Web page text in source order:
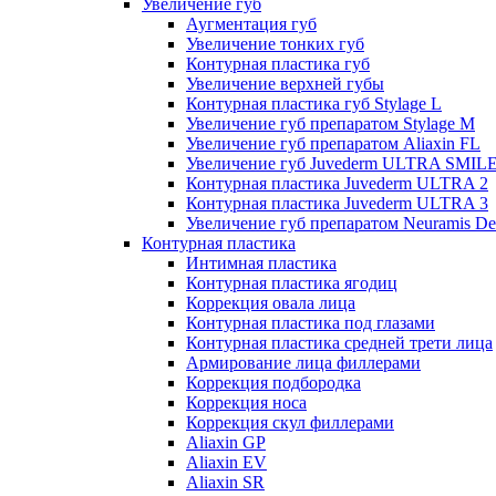
Увеличение губ
Аугментация губ
Увеличение тонких губ
Контурная пластика губ
Увеличение верхней губы
Контурная пластика губ Stylage L
Увеличение губ препаратом Stylage M
Увеличение губ препаратом Aliaxin FL
Увеличение губ Juvederm ULTRA
Контурная пластика Juvederm ULTRA 2
Контурная пластика Juvederm ULTRA 3
Увеличение губ препаратом Neuramis
Контурная пластика
Интимная пластика
Контурная пластика ягодиц
Коррекция овала лица
Контурная пластика под глазами
Контурная пластика средней трети лица
Армирование лица филлерами
Коррекция подбородка
Коррекция носа
Коррекция скул филлерами
Aliaxin GP
Aliaxin EV
Aliaxin SR